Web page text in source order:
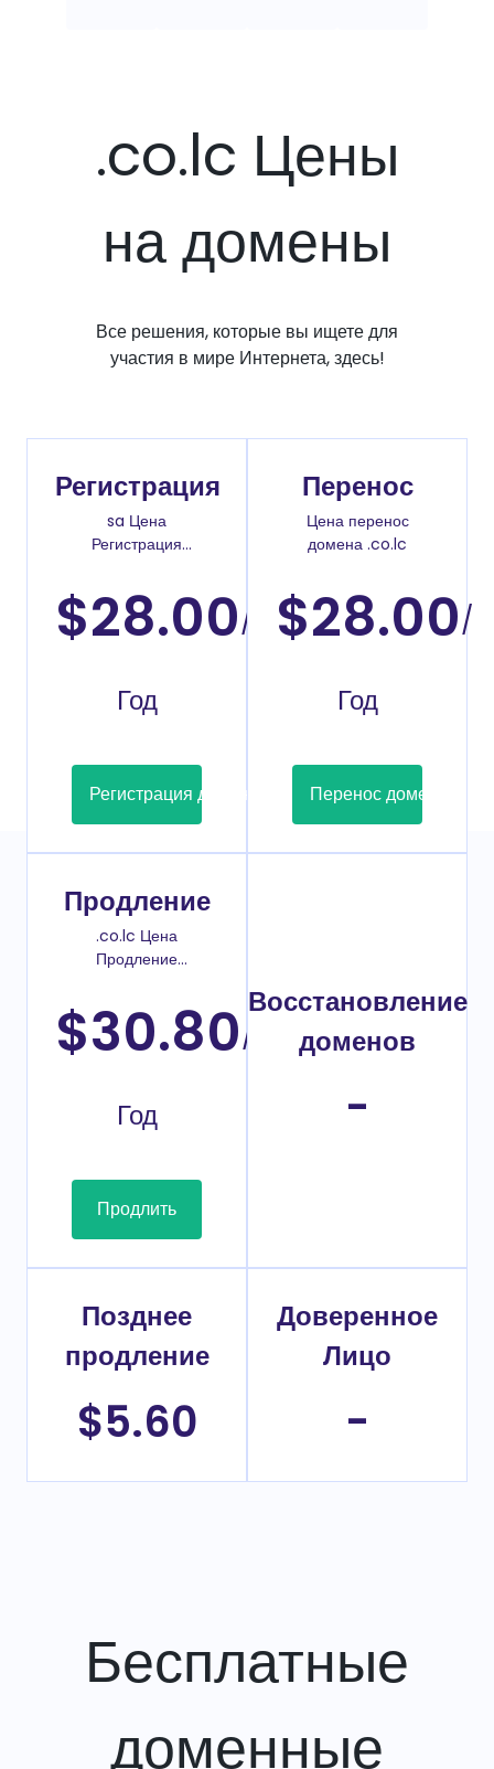
.co.lc Цены
на домены
Все решения, которые вы ищете для
участия в мире Интернета, здесь!
Регистрация
sa Цена
Регистрация
$28.00/
Год
Регистрация домена
Перенос
Цена перенос
домена .co.lc
$28.00/
Год
Перенос домена
Продление
.co.lc Цена
Продление
$30.80/
Год
Продлить
Восстановление
доменов
-
Позднее
продление
$5.60
Доверенное
Лицо
-
Бесплатные
доменные